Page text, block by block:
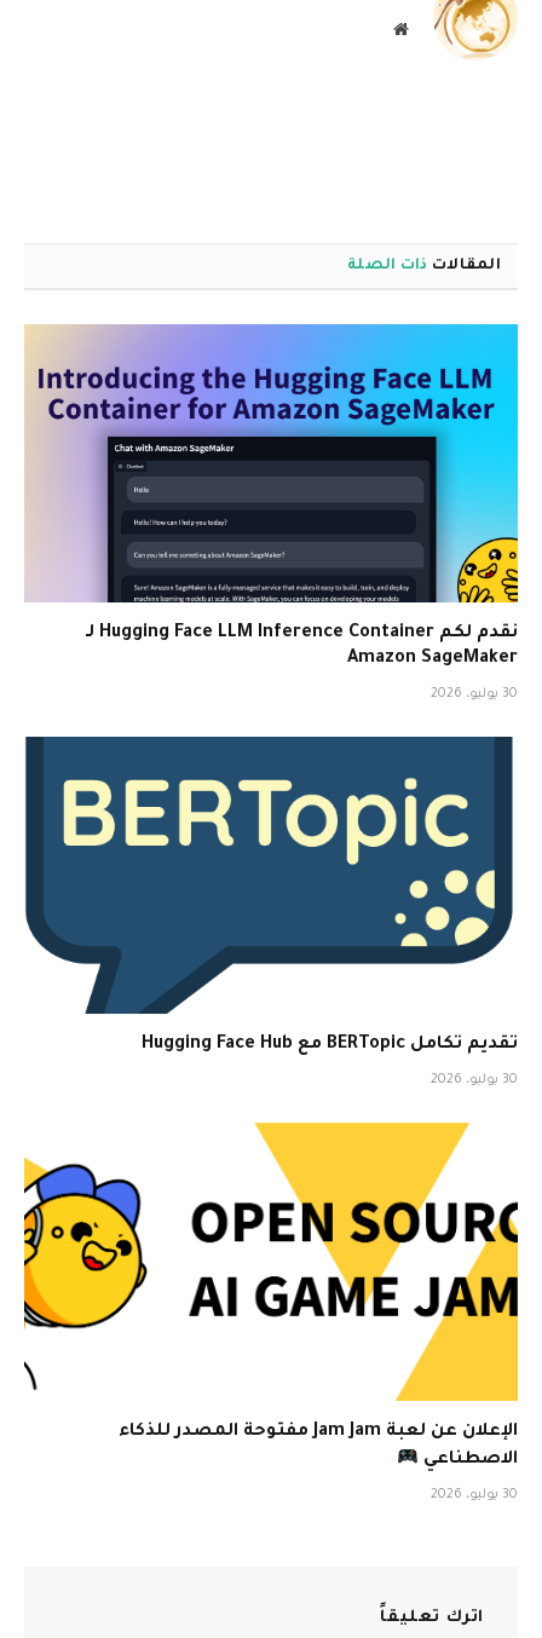
موقع
المقالات ذات الصلة
نقدم لكم Hugging Face LLM Inference Container لـ
Amazon SageMaker
30 يوليو، 2026
تقديم تكامل BERTopic مع Hugging Face Hub
30 يوليو، 2026
الإعلان عن لعبة Jam Jam مفتوحة المصدر للذكاء
الاصطناعي
30 يوليو، 2026
اترك تعليقاً